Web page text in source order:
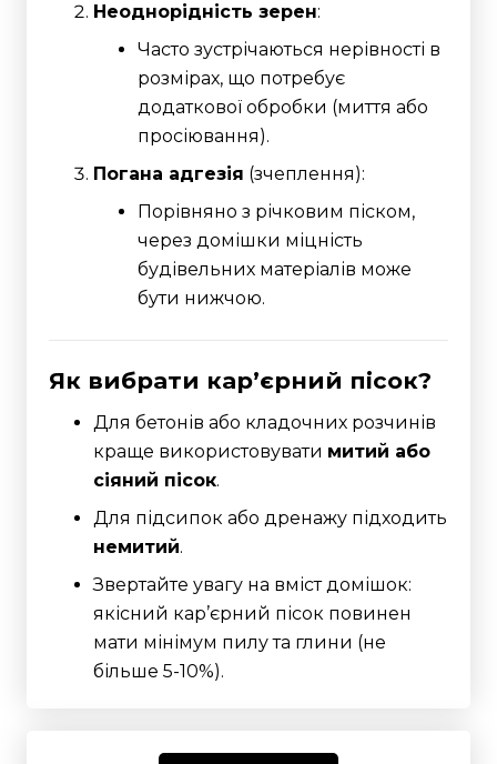
Неоднорідність зерен:
Часто зустрічаються нерівності в
розмірах, що потребує
додаткової обробки (миття або
просіювання).
Погана адгезія (зчеплення):
Порівняно з річковим піском,
через домішки міцність
будівельних матеріалів може
бути нижчою.
Як вибрати кар’єрний пісок?
Для бетонів або кладочних розчинів
краще використовувати митий або
сіяний пісок.
Для підсипок або дренажу підходить
немитий.
Звертайте увагу на вміст домішок:
якісний кар’єрний пісок повинен
мати мінімум пилу та глини (не
більше 5-10%).